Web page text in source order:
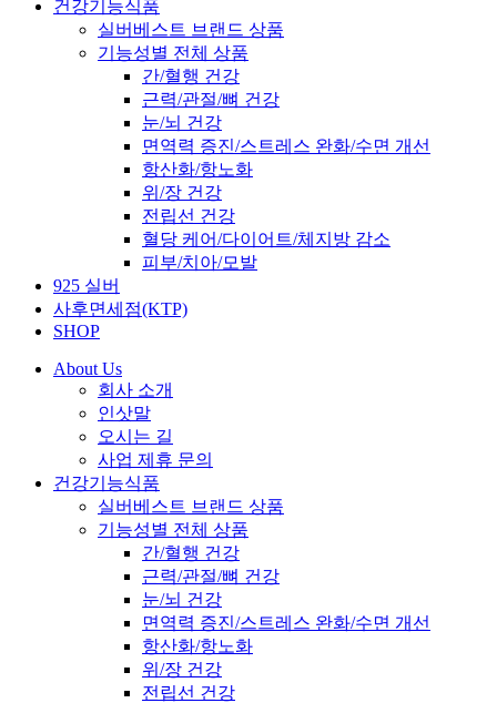
건강기능식품
실버베스트 브랜드 상품
기능성별 전체 상품
간/혈행 건강
근력/관절/뼈 건강
눈/뇌 건강
면역력 증진/스트레스 완화/수면 개선
항산화/항노화
위/장 건강
전립선 건강
혈당 케어/다이어트/체지방 감소
피부/치아/모발
925 실버
사후면세점(KTP)
SHOP
About Us
회사 소개
인삿말
오시는 길
사업 제휴 문의
건강기능식품
실버베스트 브랜드 상품
기능성별 전체 상품
간/혈행 건강
근력/관절/뼈 건강
눈/뇌 건강
면역력 증진/스트레스 완화/수면 개선
항산화/항노화
위/장 건강
전립선 건강